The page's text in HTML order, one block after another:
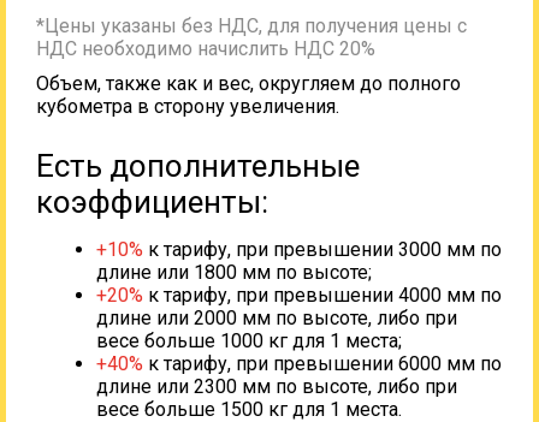
*Цены указаны без НДС, для получения цены с
НДС необходимо начислить НДС 20%
Объем, также как и вес, округляем до полного
кубометра в сторону увеличения.
Есть дополнительные
коэффициенты:
+10% к тарифу, при превышении 3000 мм по
длине или 1800 мм по высоте;
+20% к тарифу, при превышении 4000 мм по
длине или 2000 мм по высоте, либо при
весе больше 1000 кг для 1 места;
+40% к тарифу, при превышении 6000 мм по
длине или 2300 мм по высоте, либо при
весе больше 1500 кг для 1 места.